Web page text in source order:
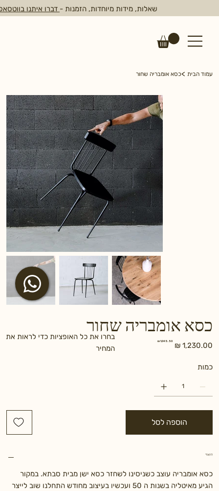
שאלות, מידות מיוחדות, הזמנות - דברו איתנו
עמוד הבית >כסא אומבריה שחור
כסא אומבריה שחור
מחיר
מקורי
מחיר
‏1,045.50 ‏₪
כמות
הוספה לסל
תיאור
כסא אומבריה עוצב כשניסינו לשחזר כסא ישן מבית סבתא. במקור
הגיע מאיטליה בשנות ה 50 ועכשיו בעיצוב מחודש התחלנו שוב לייצר
בחרו את כל האופציות כדי לראות את
המחיר